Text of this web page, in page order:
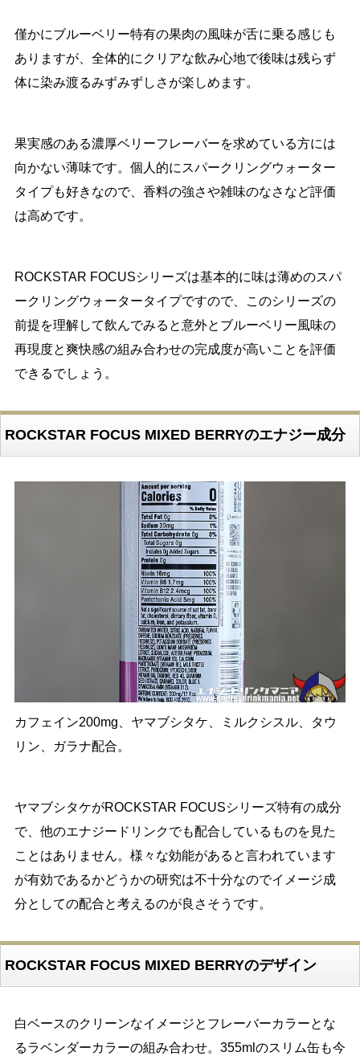
僅かにブルーベリー特有の果肉の風味が舌に乗る感じも
ありますが、全体的にクリアな飲み心地で後味は残らず
体に染み渡るみずみずしさが楽しめます。
果実感のある濃厚ベリーフレーバーを求めている方には
向かない薄味です。個人的にスパークリングウォーター
タイプも好きなので、香料の強さや雑味のなさなど評価
は高めです。
ROCKSTAR FOCUSシリーズは基本的に味は薄めのスパ
ークリングウォータータイプですので、このシリーズの
前提を理解して飲んでみると意外とブルーベリー風味の
再現度と爽快感の組み合わせの完成度が高いことを評価
できるでしょう。
ROCKSTAR FOCUS MIXED BERRYのエナジー成分
カフェイン200mg、ヤマブシタケ、ミルクシスル、タウ
リン、ガラナ配合。
ヤマブシタケがROCKSTAR FOCUSシリーズ特有の成分
で、他のエナジードリンクでも配合しているものを見た
ことはありません。様々な効能があると言われています
が有効であるかどうかの研究は不十分なのでイメージ成
分としての配合と考えるのが良さそうです。
ROCKSTAR FOCUS MIXED BERRYのデザイン
白ベースのクリーンなイメージとフレーバーカラーとな
るラベンダーカラーの組み合わせ。355mlのスリム缶も今